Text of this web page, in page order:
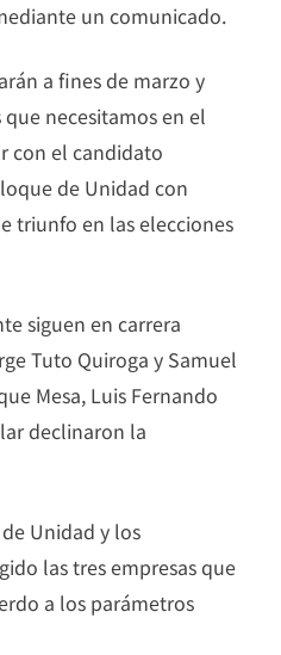
un comunicado.
a fines de marzo y
necesitamos en el
con el candidato
de Unidad con
triunfo en las elecciones
siguen en carrera
Tuto Quiroga y Samuel
Mesa, Luis Fernando
declinaron la
Unidad y los
las tres empresas que
a los parámetros